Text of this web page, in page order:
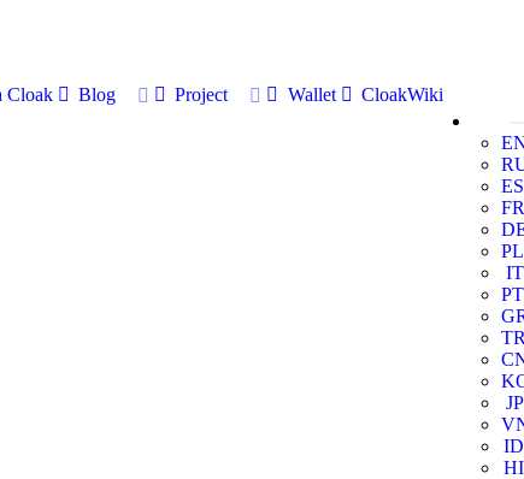
Cloak Blog Project Wallet
CloakWiki
ES
FR
PL
IT
PT
JP
ID
HI